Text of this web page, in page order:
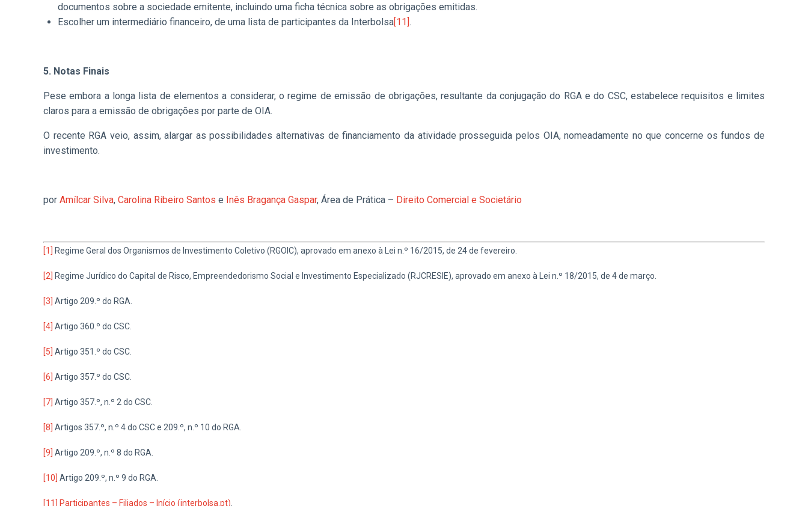
documentos sobre a sociedade emitente, incluindo uma ficha técnica sobre as obrigações emitidas.
Escolher um intermediário financeiro, de uma lista de participantes da Interbolsa[11].
5. Notas Finais
Pese embora a longa lista de elementos a considerar, o regime de emissão de obrigações, resultante da conjugação do RGA e do CSC, estabelece requisitos e limites
claros para a emissão de obrigações por parte de OIA.
O recente RGA veio, assim, alargar as possibilidades alternativas de financiamento da atividade prosseguida pelos OIA, nomeadamente no que concerne os fundos de
investimento.
por Amílcar Silva, Carolina Ribeiro Santos e Inês Bragança Gaspar, Área de Prática – Direito Comercial e Societário
[1] Regime Geral dos Organismos de Investimento Coletivo (RGOIC), aprovado em anexo à Lei n.º 16/2015, de 24 de fevereiro.
[2] Regime Jurídico do Capital de Risco, Empreendedorismo Social e Investimento Especializado (RJCRESIE), aprovado em anexo à Lei n.º 18/2015, de 4 de março.
[3] Artigo 209.º do RGA.
[4] Artigo 360.º do CSC.
[5] Artigo 351.º do CSC.
[6] Artigo 357.º do CSC.
[7] Artigo 357.º, n.º 2 do CSC.
[8] Artigos 357.º, n.º 4 do CSC e 209.º, n.º 10 do RGA.
[9] Artigo 209.º, n.º 8 do RGA.
[10] Artigo 209.º, n.º 9 do RGA.
[11] Participantes – Filiados – Início (interbolsa.pt)